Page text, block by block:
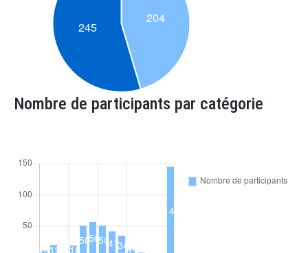
Nombre de participants par catégorie